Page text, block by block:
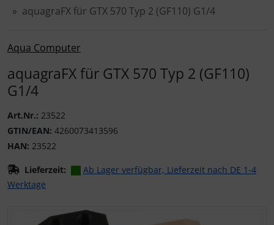
aquagraFX für GTX 570 Typ 2 (GF110) G1/4
Aqua Computer
aquagraFX für GTX 570 Typ 2 (GF110)
G1/4
Art.Nr.: 23522
GTIN/EAN: 4260073413596
HAN: 23522
Lieferzeit:
Ab Lager verfügbar, Lieferzeit nach DE 1-4
Werktage
Wenn mehr als ein Produktbild existiert, können Sie die